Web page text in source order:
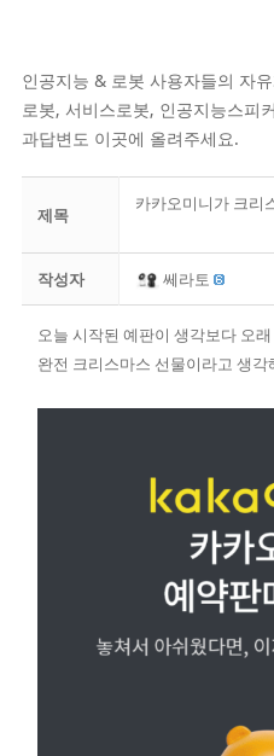
인공지능 & 로봇 사용자들의 자
로봇, 서비스로봇, 인공지능스피
과답변도 이곳에 올려주세요.
제목
카카오미니가 크리
작성자 쎄라토
오늘 시작된 예판이 생각보다 오
완전 크리스마스 선물이라고 생각